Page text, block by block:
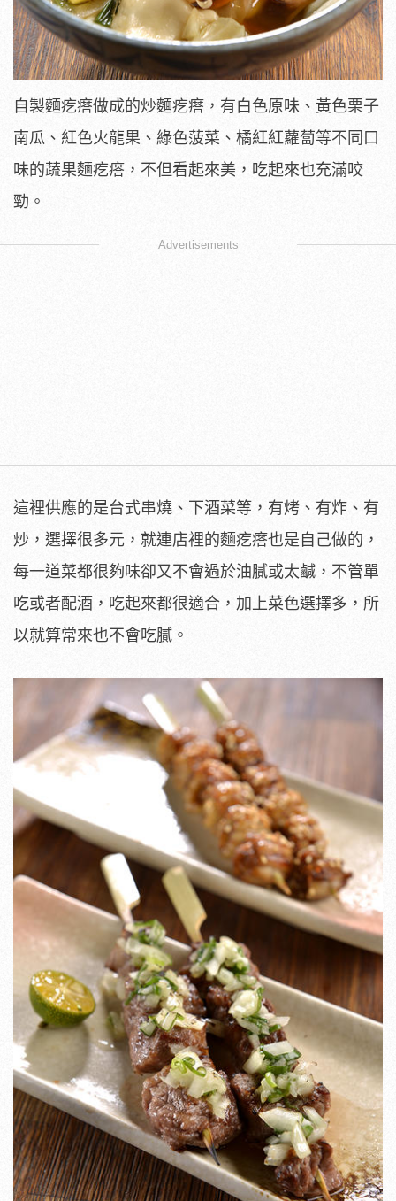
自製麵疙瘩做成的炒麵疙瘩，有白色原味、黃色栗子
南瓜、紅色火龍果、綠色菠菜、橘紅紅蘿蔔等不同口
味的蔬果麵疙瘩，不但看起來美，吃起來也充滿咬
勁。
Advertisements
這裡供應的是台式串燒、下酒菜等，有烤、有炸、有
炒，選擇很多元，就連店裡的麵疙瘩也是自己做的，
每一道菜都很夠味卻又不會過於油膩或太鹹，不管單
吃或者配酒，吃起來都很適合，加上菜色選擇多，所
以就算常來也不會吃膩。